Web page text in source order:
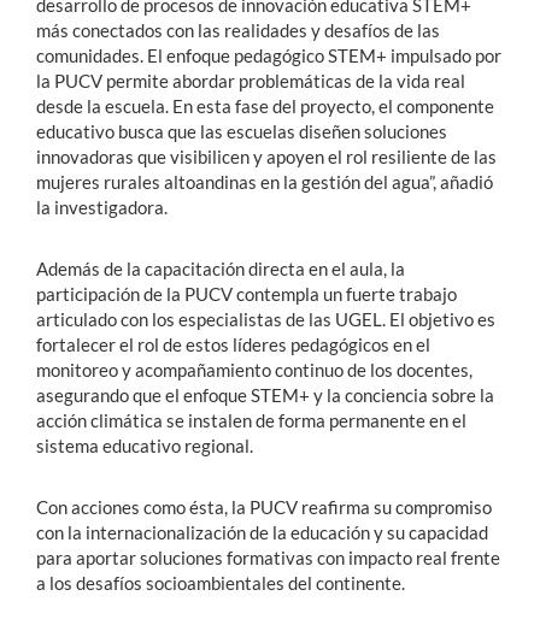
más conectados con las realidades y desafíos de las
comunidades. El enfoque pedagógico STEM+ impulsado por
la PUCV permite abordar problemáticas de la vida real
desde la escuela En esta fase del proyecto, el componente
educativo busca que las escuelas diseñen soluciones
innovadoras que visibilicen y apoyen el rol resiliente de las
mujeres rurales altoandinas en la gestión del agua”, añadió
la investigadora.
Además de la capacitación directa en el aula, la
participación de la PUCV contempla un fuerte trabajo
articulado con los especialistas de las UGEL
El objetivo es
fortalecer el rol de estos líderes pedagógicos en el
monitoreo y acompañamiento continuo de los docentes,
asegurando que el enfoque STEM+ y la conciencia sobre la
acción climática se instalen de forma permanente en el
sistema educativo regional
Con acciones como ésta, la PUCV reafirma su compromiso
con la internacionalización de la educación y su capacidad
para aportar soluciones formativas con impacto real frente
a los desafíos socioambientales del continente